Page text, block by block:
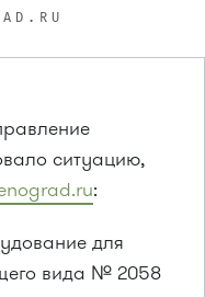
ситуацию,
:
для
вида № 2058